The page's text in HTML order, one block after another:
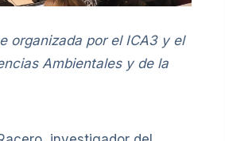
organizada por el ICA3 y el
Ambientales y de la